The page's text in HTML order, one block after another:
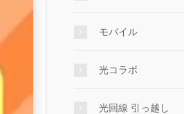
モバイル
光コラボ
光回線 引っ越し